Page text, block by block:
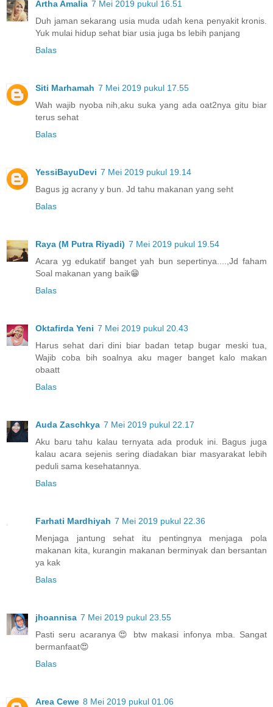
Artha Amalia 7 Mei 2019 pukul 16.51
Duh jaman sekarang usia muda udah kena penyakit kronis.
Yuk mulai hidup sehat biar usia juga bs lebih panjang
Balas
Siti Marhamah 7 Mei 2019 pukul 17.55
Wah wajib nyoba nih,aku suka yang ada oat2nya gitu biar
terus sehat
Balas
YessiBayuDevi 7 Mei 2019 pukul 19.14
Bagus jg acrany y bun. Jd tahu makanan yang seht
Balas
Raya (M Putra Riyadi) 7 Mei 2019 pukul 19.54
Acara yg edukatif banget yah bun sepertinya....,Jd faham
Soal makanan yang baik😁
Balas
Oktafirda Yeni 7 Mei 2019 pukul 20.43
Harus sehat dari dini biar badan tetap bugar meski tua,
Wajib coba bih soalnya aku mager banget kalo makan
obaatt
Balas
Auda Zaschkya 7 Mei 2019 pukul 22.17
Aku baru tahu kalau ternyata ada produk ini. Bagus juga
kalau acara sejenis sering diadakan biar masyarakat lebih
peduli sama kesehatannya.
Balas
Farhati Mardhiyah 7 Mei 2019 pukul 22.36
Menjaga jantung sehat itu pentingnya menjaga pola
makanan kita, kurangin makanan berminyak dan bersantan
ya kak
Balas
jhoannisa 7 Mei 2019 pukul 23.55
Pasti seru acaranya😍 btw makasi infonya mba. Sangat
bermanfaat😍
Balas
Area Cewe 8 Mei 2019 pukul 01.06